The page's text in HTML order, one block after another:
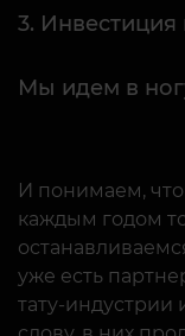
каждым годом
уже есть
тату-
слову, в них
аксессуары.